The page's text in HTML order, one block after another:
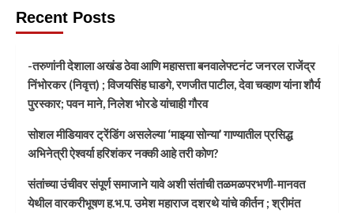
Recent Posts
-तरुणांनी देशाला अखंड ठेवा आणि महासत्ता बनवालेफ्टनंट जनरल राजेंद्र
निंभोरकर (निवृत्त) ; विजयसिंह घाडगे, रणजीत पाटील, देवा चव्हाण यांना शौर्य
पुरस्कार; पवन माने, निलेश भोरडे यांचाही गौरव
सोशल मीडियावर ट्रेंडिंग असलेल्या ‘माझ्या सोन्या’ गाण्यातील प्रसिद्ध
अभिनेत्री ऐश्वर्या हरिशंकर नक्की आहे तरी कोण?
संतांच्या उंचीवर संपूर्ण समाजाने यावे अशी संतांची तळमळपरभणी-मानवत
येथील वारकरीभूषण ह.भ.प. उमेश महाराज दशरथे यांचे कीर्तन ; श्रीमंत